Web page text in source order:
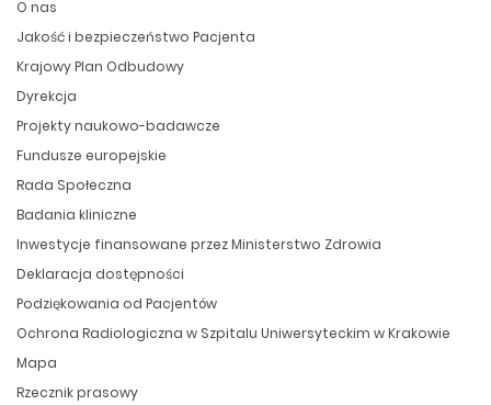
O nas
Jakość i bezpieczeństwo Pacjenta
Krajowy Plan Odbudowy
Dyrekcja
Projekty naukowo-badawcze
Fundusze europejskie
Rada Społeczna
Badania kliniczne
Inwestycje finansowane przez Ministerstwo Zdrowia
Deklaracja dostępności
Podziękowania od Pacjentów
Ochrona Radiologiczna w Szpitalu Uniwersyteckim w Krakowie
Mapa
Rzecznik prasowy